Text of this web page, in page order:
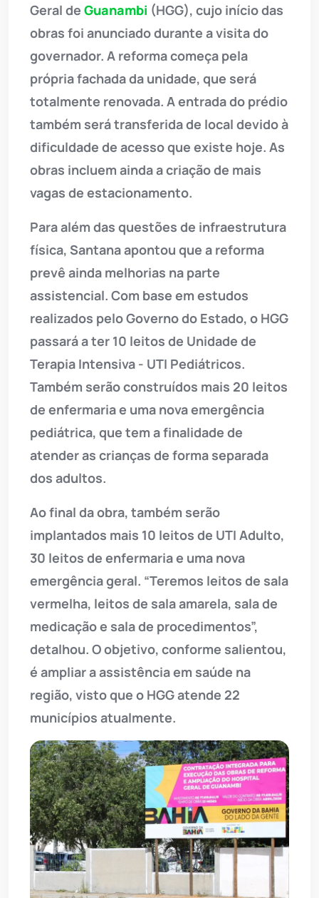
Geral de Guanambi (HGG), cujo início das
obras foi anunciado durante a visita do
governador. A reforma começa pela
própria fachada da unidade, que será
totalmente renovada. A entrada do prédio
também será transferida de local devido à
dificuldade de acesso que existe hoje. As
obras incluem ainda a criação de mais
vagas de estacionamento.
Para além das questões de infraestrutura
física, Santana apontou que a reforma
prevê ainda melhorias na parte
assistencial. Com base em estudos
realizados pelo Governo do Estado, o HGG
passará a ter 10 leitos de Unidade de
Terapia Intensiva - UTI Pediátricos.
Também serão construídos mais 20 leitos
de enfermaria e uma nova emergência
pediátrica, que tem a finalidade de
atender as crianças de forma separada
dos adultos.
Ao final da obra, também serão
implantados mais 10 leitos de UTI Adulto,
30 leitos de enfermaria e uma nova
emergência geral. “Teremos leitos de sala
vermelha, leitos de sala amarela, sala de
medicação e sala de procedimentos”,
detalhou. O objetivo, conforme salientou,
é ampliar a assistência em saúde na
região, visto que o HGG atende 22
municípios atualmente.